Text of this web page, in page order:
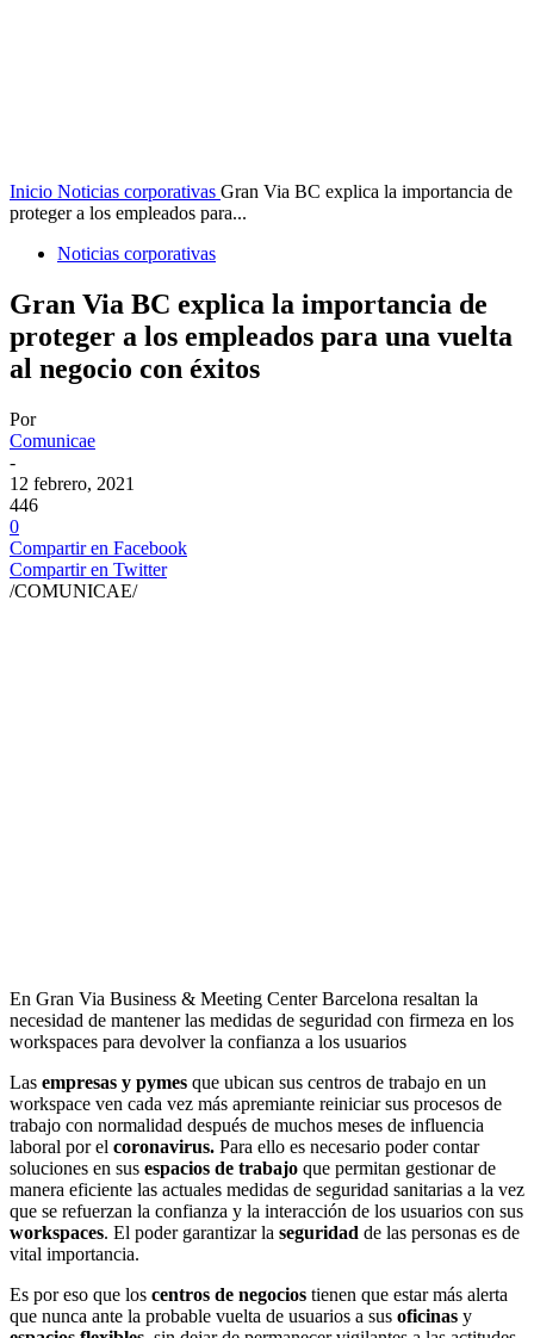
Inicio Noticias corporativas Gran Via BC explica la importancia de
proteger a los empleados para...
Noticias corporativas
Gran Via BC explica la importancia de
proteger a los empleados para una vuelta
al negocio con éxitos
Por
Comunicae
-
12 febrero, 2021
446
0
Compartir en Facebook
Compartir en Twitter
/COMUNICAE/
En Gran Via Business & Meeting Center Barcelona resaltan la
necesidad de mantener las medidas de seguridad con firmeza en los
workspaces para devolver la confianza a los usuarios
Las empresas y pymes que ubican sus centros de trabajo en un
workspace ven cada vez más apremiante reiniciar sus procesos de
trabajo con normalidad después de muchos meses de influencia
laboral por el coronavirus. Para ello es necesario poder contar
soluciones en sus espacios de trabajo que permitan gestionar de
manera eficiente las actuales medidas de seguridad sanitarias a la vez
que se refuerzan la confianza y la interacción de los usuarios con sus
workspaces. El poder garantizar la seguridad de las personas es de
vital importancia.
Es por eso que los centros de negocios tienen que estar más alerta
que nunca ante la probable vuelta de usuarios a sus oficinas y